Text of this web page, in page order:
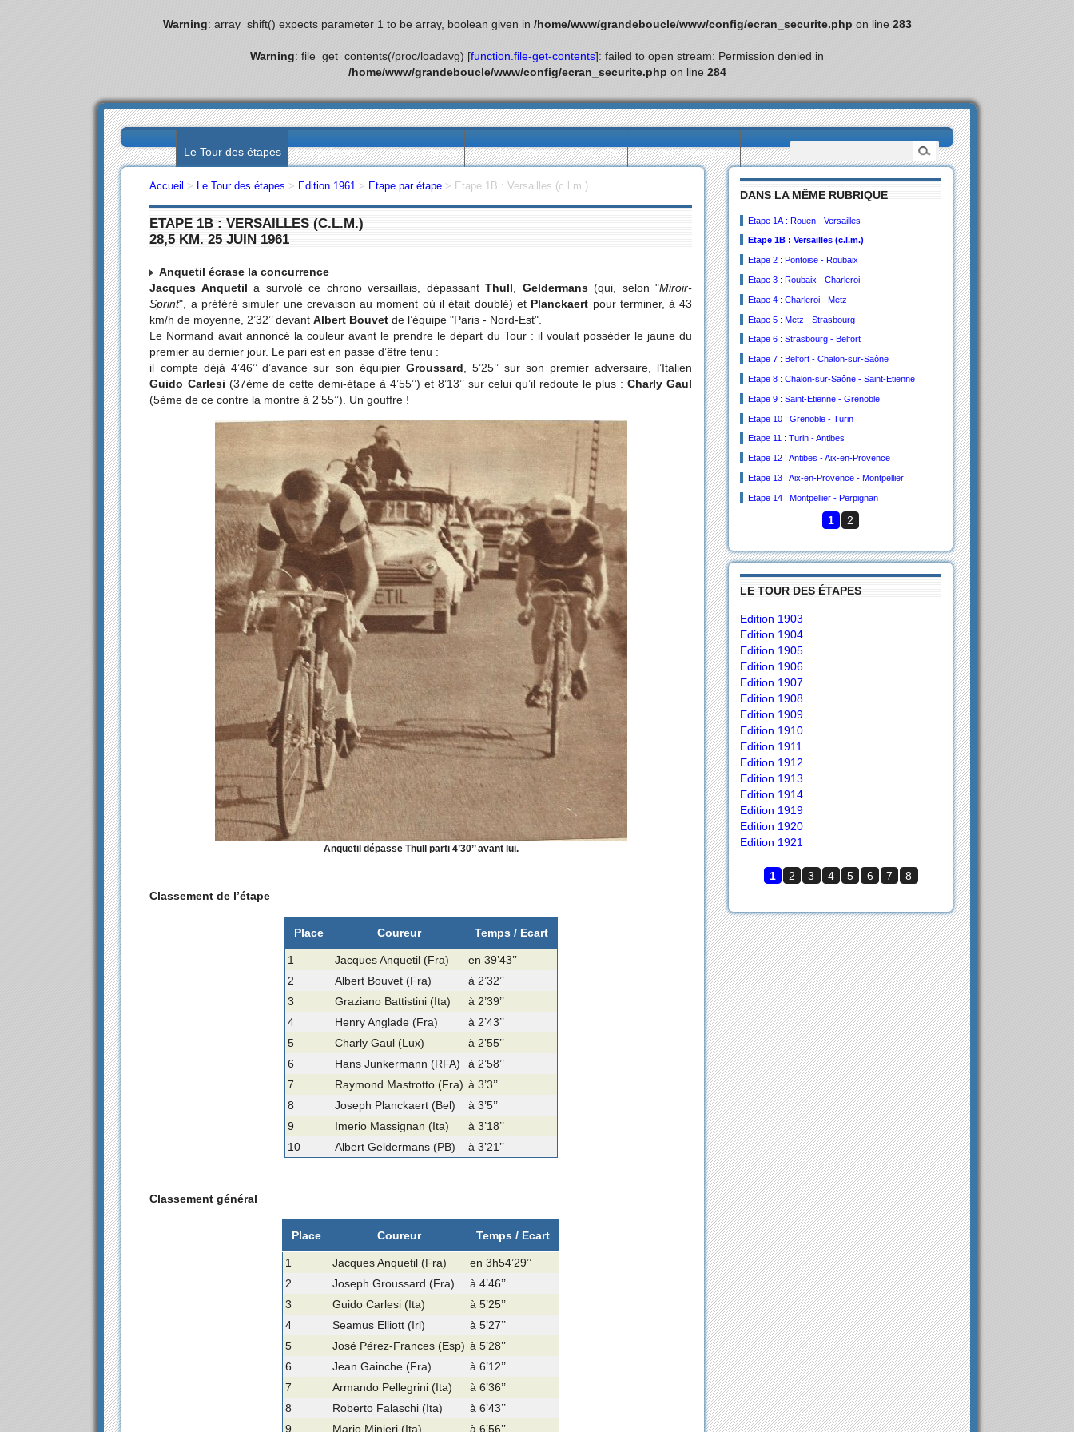
Warning: array_shift() expects parameter 1 to be array, boolean given in /home/www/grandeboucle/www/config/ecran_securite.php on line 283
Warning: file_get_contents(/proc/loadavg) [function.file-get-contents]: failed to open stream: Permission denied in
/home/www/grandeboucle/www/config/ecran_securite.php on line 284
Accueil Le Tour des étapes Les palmarès Les statistiques Les villes étapes L’actualité Les collectionneurs
DANS LA MÊME RUBRIQUE
Etape 1A : Rouen - Versailles
Etape 1B : Versailles (c.l.m.)
Etape 2 : Pontoise - Roubaix
Etape 3 : Roubaix - Charleroi
Etape 4 : Charleroi - Metz
Etape 5 : Metz - Strasbourg
Etape 6 : Strasbourg - Belfort
Etape 7 : Belfort - Chalon-sur-Saône
Etape 8 : Chalon-sur-Saône - Saint-Etienne
Etape 9 : Saint-Etienne - Grenoble
Etape 10 : Grenoble - Turin
Etape 11 : Turin - Antibes
Etape 12 : Antibes - Aix-en-Provence
Etape 13 : Aix-en-Provence - Montpellier
Etape 14 : Montpellier - Perpignan
1 2
LE TOUR DES ÉTAPES
Edition 1903
Edition 1904
Edition 1905
Edition 1906
Edition 1907
Edition 1908
Edition 1909
Edition 1910
Edition 1911
Edition 1912
Edition 1913
Edition 1914
Edition 1919
Edition 1920
Edition 1921
1 2 3 4 5 6 7 8
Accueil > Le Tour des étapes > Edition 1961 > Etape par étape > Etape 1B : Versailles (c.l.m.)
ETAPE 1B : VERSAILLES (C.L.M.)
28,5 KM. 25 JUIN 1961
Anquetil écrase la concurrence
Jacques Anquetil a survolé ce chrono versaillais, dépassantThull, Geldermans(qui, selon "Miroir-
Sprint", a préféré simuler une crevaison au moment où il était doublé) et Planckaert pour terminer, à 43
km/h de moyenne, 2’32’’ devantAlbert Bouvet de l’équipe "Paris - Nord-Est".
Le Normand avait annoncé la couleur avant le prendre le départ du Tour : il voulait posséder le jaune du
premier au dernier jour. Le pari est en passe d’être tenu :
il compte déjà 4’46’’ d’avance sur son équipierGroussard, 5’25’’ sur son premier adversaire, l’Italien
Guido Carlesi (37ème de cette demi-étape à 4’55’’) et 8’13’’ sur celui qu’il redoute le plus :Charly Gaul
(5ème de ce contre la montre à 2’55’’). Un gouffre !
Anquetil dépasse Thull parti 4’30’’ avant lui.
Classement de l’étape
Place Coureur Temps / Ecart
1 Jacques Anquetil (Fra)
en 39’43’’
2
Albert Bouvet (Fra)
à 2’32’’
3
Graziano Battistini (Ita)
à 2’39’’
4
Henry Anglade (Fra)
à 2’43’’
5
Charly Gaul (Lux)
à 2’55’’
6
Hans Junkermann (RFA)
à 2’58’’
7
Raymond Mastrotto (Fra) à 3’3’’
8
Joseph Planckaert (Bel)
à 3’5’’
9
Imerio Massignan (Ita)
à 3’18’’
10
Albert Geldermans (PB) à 3’21’’
Classement général
Place Coureur Temps / Ecart
1 Jacques Anquetil (Fra)
en 3h54’29’’
2
Joseph Groussard (Fra)
à 4’46’’
3
Guido Carlesi (Ita)
à 5’25’’
4
Seamus Elliott (Irl)
à 5’27’’
5
José Pérez-Frances (Esp) à 5’28’’
6
Jean Gainche (Fra)
à 6’12’’
7
Armando Pellegrini (Ita)
à 6’36’’
8
Roberto Falaschi (Ita)
à 6’43’’
9
Mario Minieri (Ita) à 6’56’’